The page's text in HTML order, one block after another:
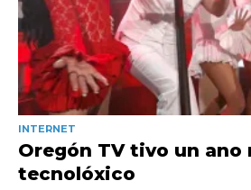
INTERNET
Oregón TV tivo un ano
tecnolóxico